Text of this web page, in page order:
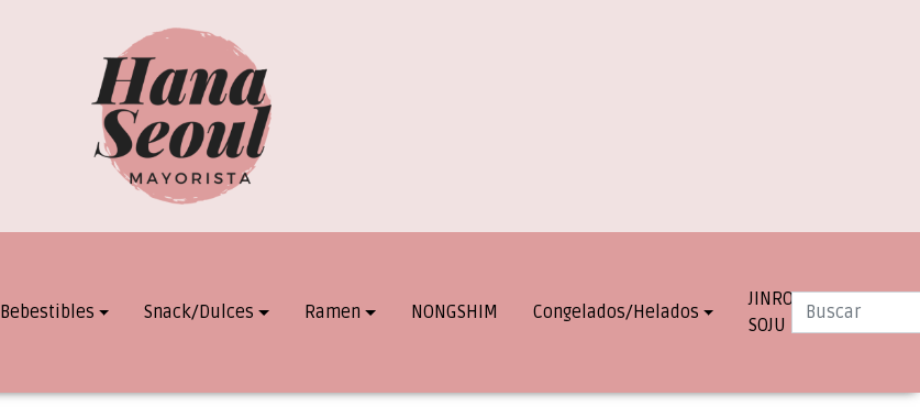
Bebestibles Snack/Dulces Ramen NONGSHIM Congelados/Helados
JINRO
SOJU
INFO.